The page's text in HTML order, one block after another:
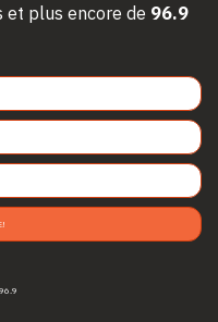
et plus encore de 96.9